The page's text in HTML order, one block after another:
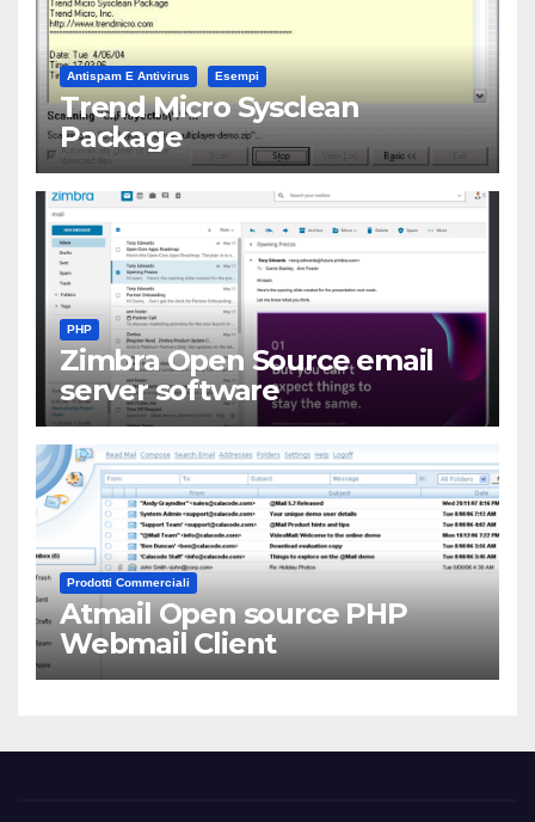
Antispam E Antivirus Esempi
Trend Micro Sysclean
Package
PHP
Zimbra Open Source email
server software
Prodotti Commerciali
Atmail Open source PHP
Webmail Client